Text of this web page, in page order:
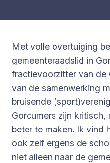
Met volle overtuiging
gemeenteraadslid in
fractievoorzitter van de
van de samenwerking
bruisende
Gorcumers zijn kritisch,
beter te maken. Ik vind
ook zelf ergens de
niet alleen naar de